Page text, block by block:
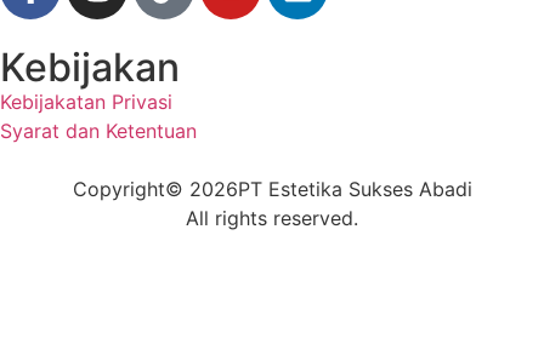
Kebijakan
Kebijakatan Privasi
Syarat dan Ketentuan
Copyright© 2026PT Estetika Sukses Abadi
All rights reserved.